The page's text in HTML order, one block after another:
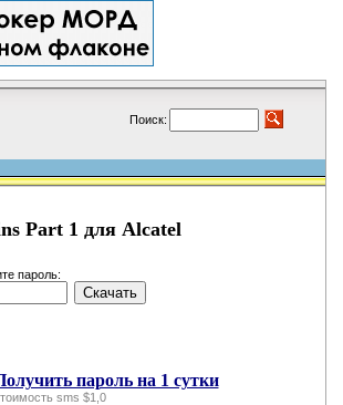
Поиск:
Part 1 для Alcatel
пароль:
пароль на 1 сутки
sms $1,0